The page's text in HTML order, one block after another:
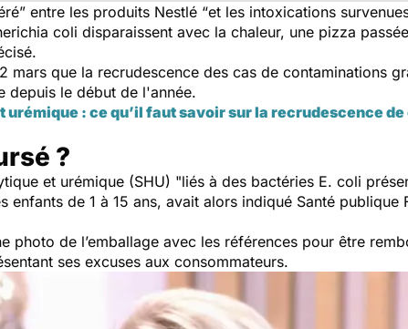
” entre les produits Nestlé “et les intoxications
coli disparaissent avec la chaleur, une pizza
mars que la recrudescence des cas de contaminations
depuis le début de l'année.
: ce qu’il faut savoir sur la recrudescence
?
et urémique (SHU) "liés à des bactéries E. coli
enfants de 1 à 15 ans, avait alors indiqué Santé publique
photo de l’emballage avec les références pour être
ses excuses aux consommateurs.